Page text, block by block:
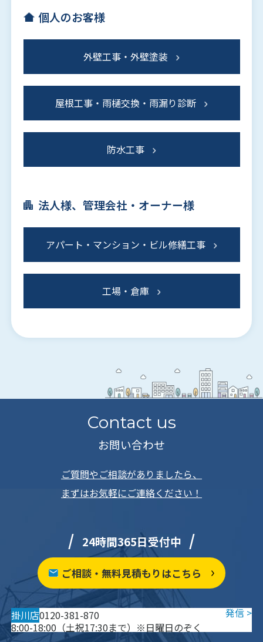
個人のお客様
外壁工事・外壁塗装
屋根工事・雨樋交換・雨漏り診断
防水工事
法人様、管理会社・オーナー様
アパート・マンション・ビル修繕工事
工場・倉庫
Contact us
お問い合わせ
ご質問やご相談がありましたら、
まずはお気軽にご連絡ください！
24時間365日受付中
ご相談・無料見積もりはこちら
掛川店0120-381-870
8:00-18:00（土祝17:30まで）※日曜日のぞく